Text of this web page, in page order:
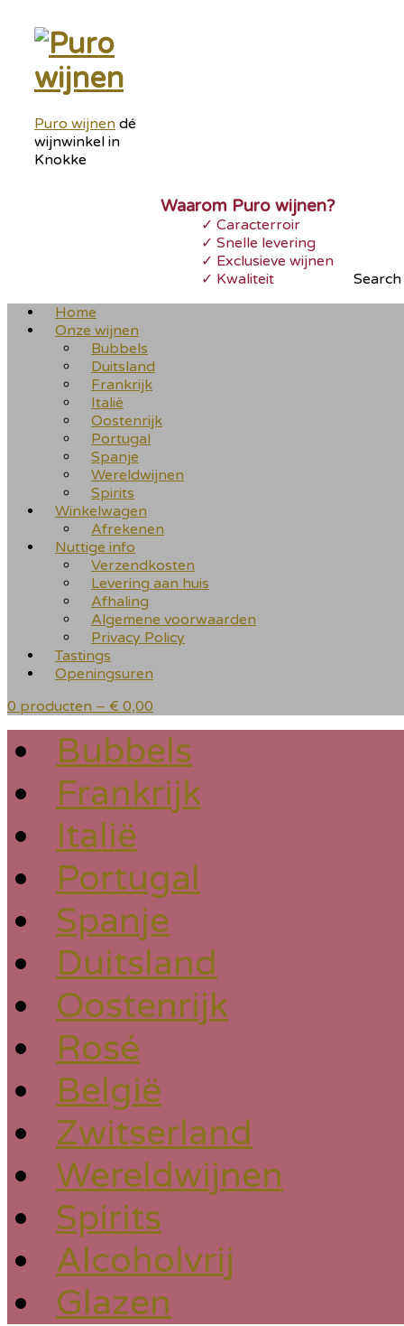
Puro wijnen dé
wijnwinkel in
Knokke
Waarom Puro wijnen?
Caracterroir
Snelle levering
Exclusieve wijnen
Kwaliteit
Home
Onze wijnen
Bubbels
Duitsland
Frankrijk
Italië
Oostenrijk
Portugal
Spanje
Wereldwijnen
Spirits
Winkelwagen
Afrekenen
Nuttige info
Verzendkosten
Levering aan huis
Afhaling
Algemene voorwaarden
Privacy Policy
Tastings
Openingsuren
0 producten – € 0,00
Bubbels
Frankrijk
Italië
Portugal
Spanje
Duitsland
Oostenrijk
Rosé
België
Zwitserland
Wereldwijnen
Spirits
Alcoholvrij
Glazen